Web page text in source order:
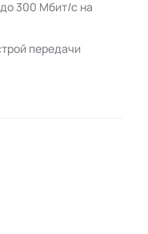
300 Мбит/с на
передачи